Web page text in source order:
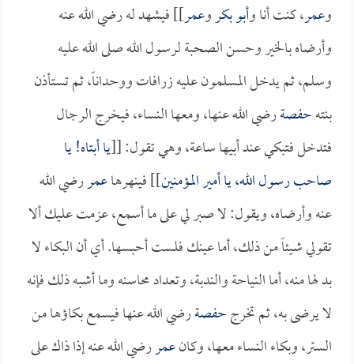
وعمر، كنت أنا وأبو بكروعمر]] فيشهد له رضي الله عنه
وأرضاه بالخير وحسن الصحبة لرسول الله صلى الله عليه
وسلم، ثم يدخل المسلمون عليه زرافات ووحداناً، ثم تستأذن
بنتهحفصةرضي الله عنها، ومعها النساء، فيخرج الرجال
فتدخل فتبكي عند أبيها ساعة، وهي تقول: [[يا أبتاه! يا
صاحب رسول الله، يا أمير المؤمنين]] فينهرهاعمررضي الله
عنه وأرضاه، ويقول: لا صبر لي على ما أسمع، عزمت عليك ألا
تقولي شيئاً من ذلك، أما عينك فلست أحبسها. أي أن البكاء لا
بد لها منه، أما النياحة والندبة، وتعداد محاسنه وما أشبه ذلك فإنه
لا يرضى به، ثم تخرجحفصةرضي الله عنها فيسمع بكاؤها من
الستر، وبكاء النساء معها، وكانعمررضي الله عنه إذا ذاك على